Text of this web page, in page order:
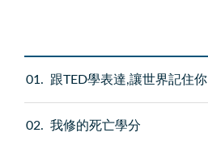
01 跟TED學表達,讓世界記住你
02 我修的死亡學分